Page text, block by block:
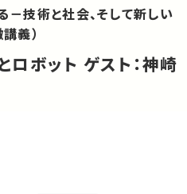
技術と社会、そして新しい
義）
ボット ゲスト：神崎